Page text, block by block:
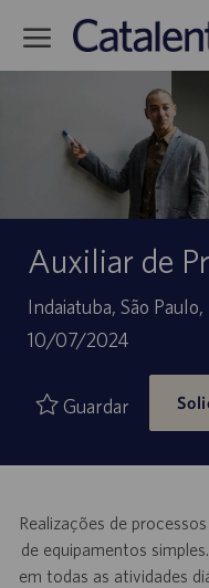
Auxiliar de
Ubicación
Indaiatuba, São
Fecha
publicación
10/07/2024
Guardar
Realizações de
de equipamentos
em todas as atividades